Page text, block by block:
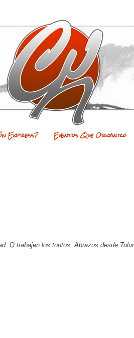
Express? Eventos Que Organizo
Q trabajen los tontos. Abrazos desde